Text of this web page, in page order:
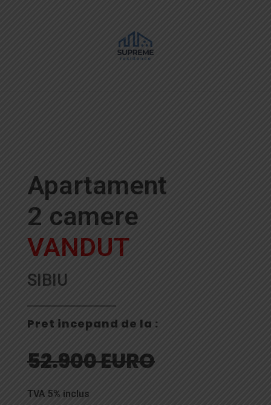
Apartament
2 camere
VANDUT
SIBIU
Pret incepand de la :
52.900 EURO
TVA 5% inclus